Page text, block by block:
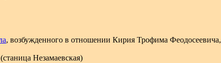
, возбужденного в отношении Кирия Трофима Феодосеевича,
(станица Незамаевская)